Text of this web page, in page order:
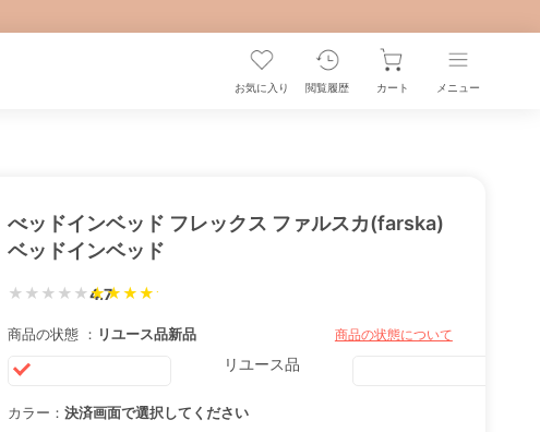
お気に入り 閲覧履歴 カート メニュー
べッドインベッド フレックス ファルスカ(farska)
ベッドインベッド
★★★★★4.7
商品の状態 ： リユース品新品 商品の状態について
リユース品
カラー： 決済画面で選択してください